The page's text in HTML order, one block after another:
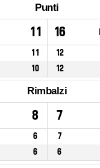
Punti
11 16
11 12
10 12
Rimbalzi
8 7
6 7
6 6